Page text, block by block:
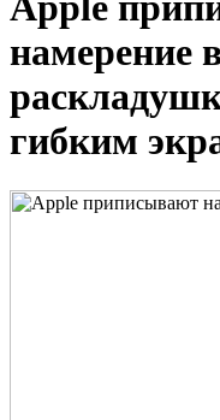
намерение
гибким